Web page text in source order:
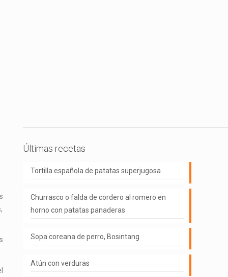
Últimas recetas
Tortilla española de patatas superjugosa
Churrasco o falda de cordero al romero en
horno con patatas panaderas
Sopa coreana de perro, Bosintang
Atún con verduras